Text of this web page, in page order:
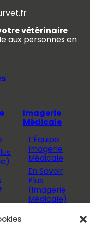
vétérinaire
aux personnes en
Imagerie
Médicale
L’Équipe
Imagerie
Médicale
En Savoir
Plus
(Imagerie
Médicale)